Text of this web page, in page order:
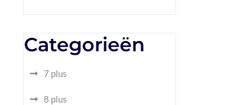
Categorieën
7 plus
8 plus